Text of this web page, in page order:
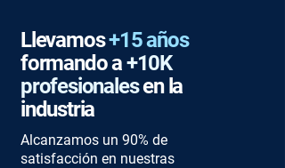
Llevamos+15 años
formando a+10K
profesionalesen la
industria
Alcanzamos un 90% de
satisfacción en nuestras